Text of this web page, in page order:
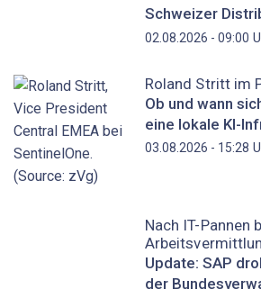
Schweizer
02.08.2026 - 09:00
Roland Stritt im
Ob und wann
eine lokale KI-
03.08.2026 - 15:28
Nach IT-Pannen
Update: SAP
der